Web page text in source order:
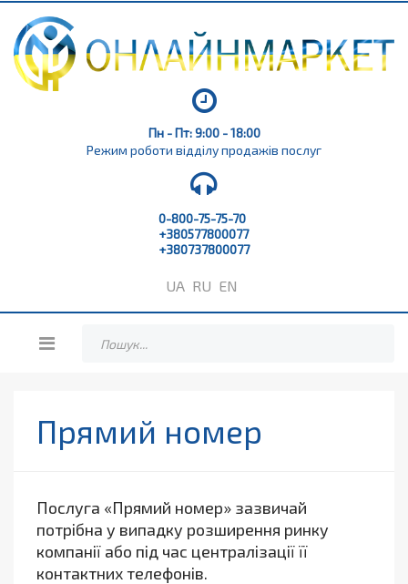
Пн - Пт: 9:00 - 18:00
Режим роботи відділу продажів послуг
0-800-75-75-70
+380577800077
+380737800077
UA RU EN
Прямий номер
Послуга «Прямий номер» зазвичай
потрібна у випадку розширення ринку
компанії або під час централізації її
контактних телефонів.